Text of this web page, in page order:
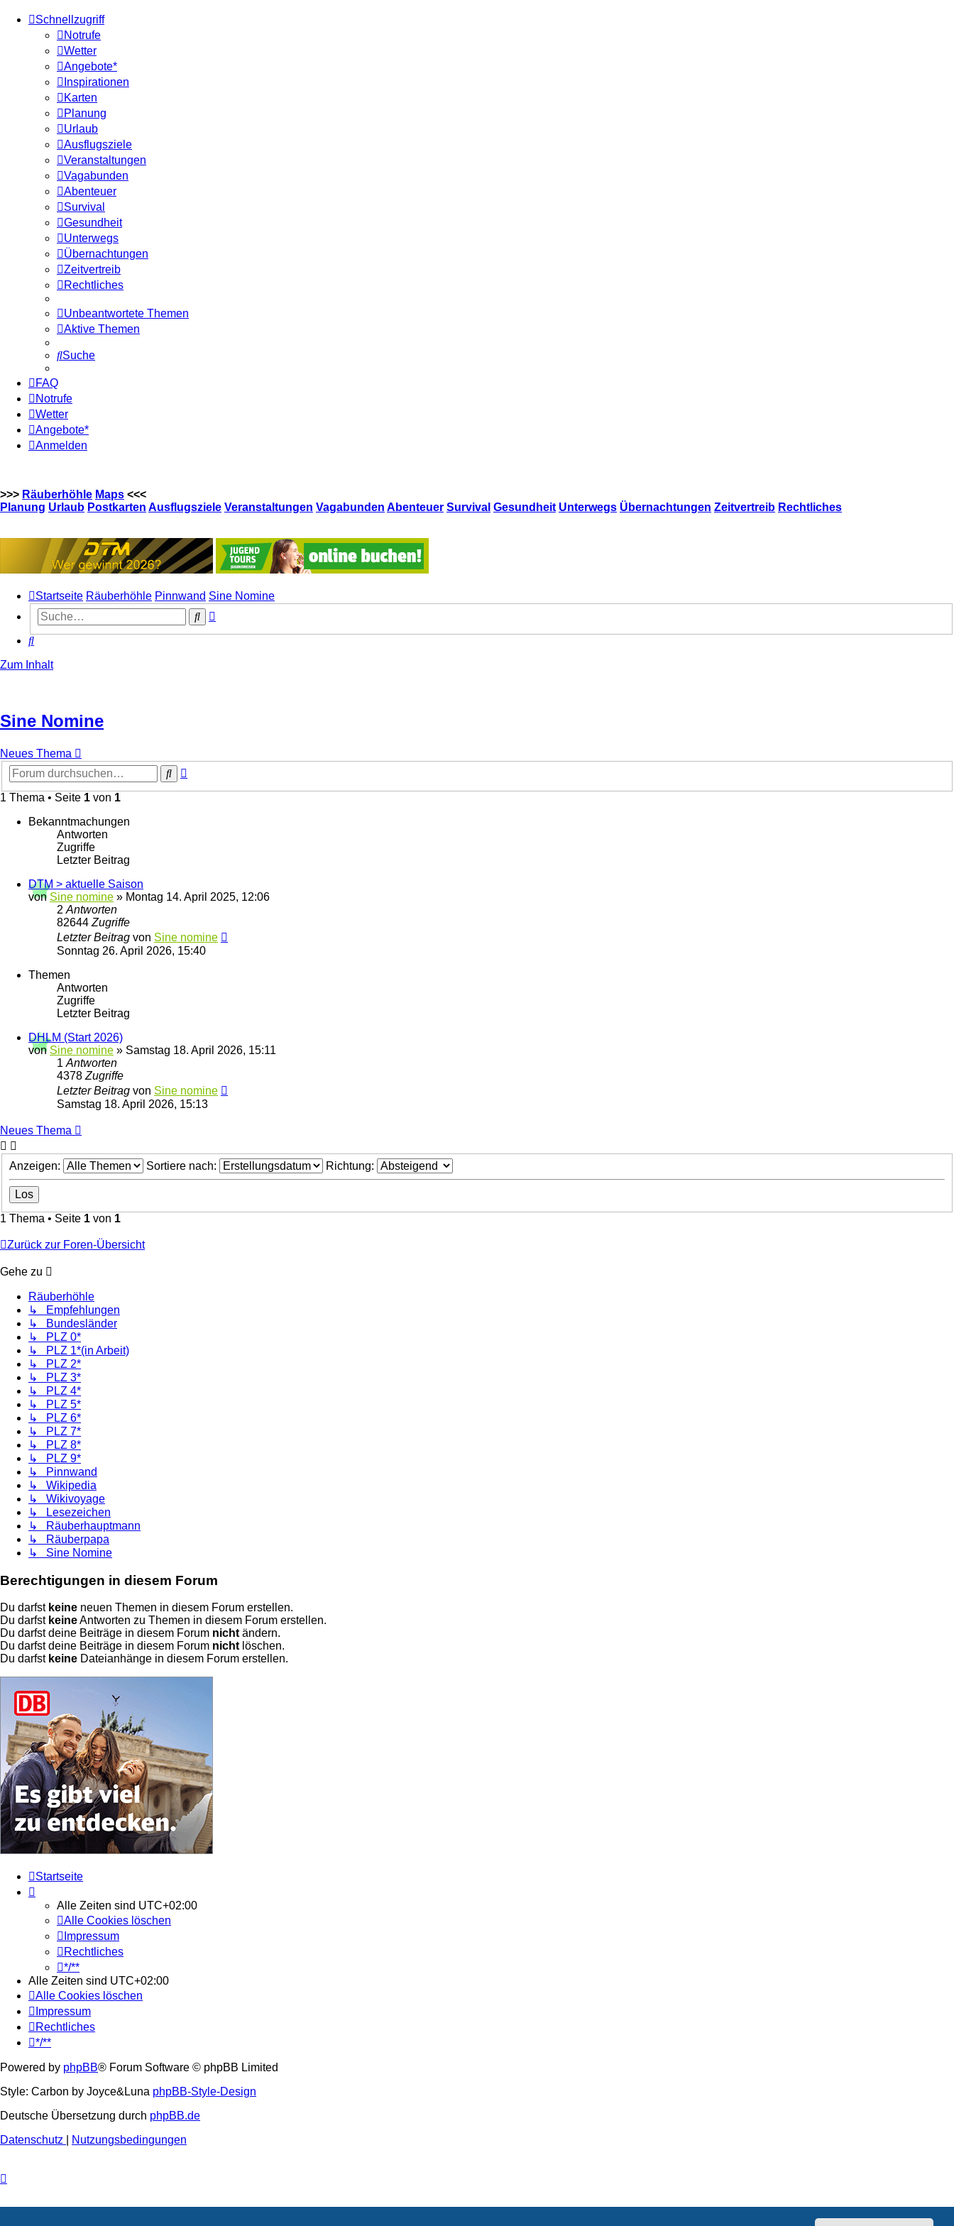
Schnellzugriff
Notrufe
Wetter
Angebote*
Inspirationen
Karten
Planung
Urlaub
Ausflugsziele
Veranstaltungen
Vagabunden
Abenteuer
Survival
Gesundheit
Unterwegs
Übernachtungen
Zeitvertreib
Rechtliches
Unbeantwortete Themen
Aktive Themen
Suche
FAQ
Notrufe
Wetter
Angebote*
Anmelden
>>> Räuberhöhle Maps <<<
Planung Urlaub Postkarten Ausflugsziele Veranstaltungen Vagabunden Abenteuer Survival Gesundheit Unterwegs Übernachtungen Zeitvertreib Rechtliches
Startseite Räuberhöhle Pinnwand Sine Nomine
Suche
Suche
Zum Inhalt
Sine Nomine
Neues Thema
Suche
1 Thema • Seite 1 von 1
Bekanntmachungen
Antworten
Zugriffe
Letzter Beitrag
DTM > aktuelle Saison
von Sine nomine » Montag 14. April 2025, 12:06
2 Antworten
82644 Zugriffe
Letzter Beitrag von Sine nomine
Sonntag 26. April 2026, 15:40
Themen
Antworten
Zugriffe
Letzter Beitrag
DHLM (Start 2026)
von Sine nomine » Samstag 18. April 2026, 15:11
1 Antworten
4378 Zugriffe
Letzter Beitrag von Sine nomine
Samstag 18. April 2026, 15:13
Neues Thema
Anzeigen: Sortiere nach: Richtung:
1 Thema • Seite 1 von 1
Zurück zur Foren-Übersicht
Gehe zu
Räuberhöhle
↳ Empfehlungen
↳ Bundesländer
↳ PLZ 0*
↳ PLZ 1*(in Arbeit)
↳ PLZ 2*
↳ PLZ 3*
↳ PLZ 4*
↳ PLZ 5*
↳ PLZ 6*
↳ PLZ 7*
↳ PLZ 8*
↳ PLZ 9*
↳ Pinnwand
↳ Wikipedia
↳ Wikivoyage
↳ Lesezeichen
↳ Räuberhauptmann
↳ Räuberpapa
↳ Sine Nomine
Berechtigungen in diesem Forum
Du darfst keine neuen Themen in diesem Forum erstellen.
Du darfst keineAntworten zu Themen in diesem Forum erstellen.
Du darfst deine Beiträge in diesem Forum nicht ändern.
Du darfst deine Beiträge in diesem Forum nicht löschen.
Du darfst keine Dateianhänge in diesem Forum erstellen.
Startseite
Alle Zeiten sind UTC+02:00
Alle Cookies löschen
Impressum
Rechtliches
*/**
Alle Zeiten sind UTC+02:00
Alle Cookies löschen
Impressum
Rechtliches
*/**
Powered by phpBB® Forum Software © phpBB Limited
Style: Carbon by Joyce&Luna phpBB-Style-Design
Deutsche Übersetzung durch phpBB.de
Datenschutz
Nutzungsbedingungen